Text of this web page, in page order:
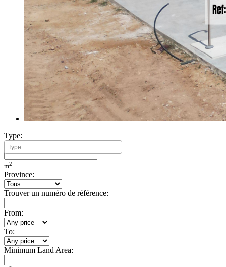
Type:
Minimum Build Area:
m2
Province:
Trouver un numéro de référence:
From:
To:
Minimum Land Area: